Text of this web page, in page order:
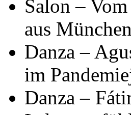
Salon –
aus
Danza –
im
Danza –